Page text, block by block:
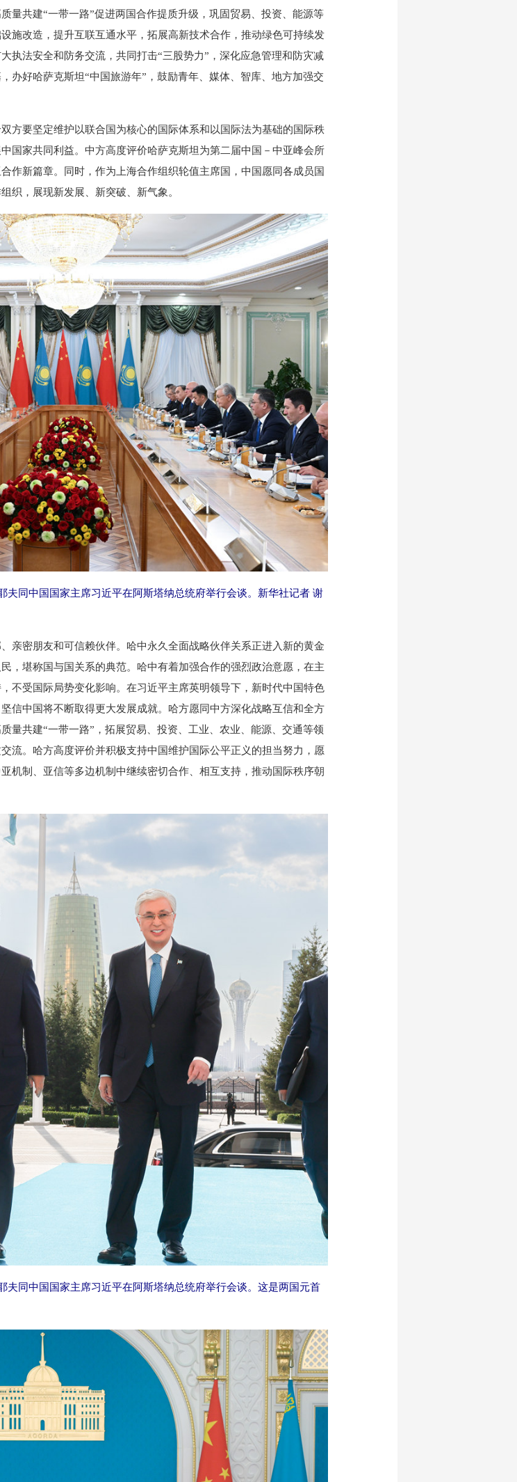
量共建“一带一路”促进两国合作提质升级，巩固贸易、投资、能源等
施改造，提升互联互通水平，拓展高新技术合作，推动绿色可持续发
执法安全和防务交流，共同打击“三股势力”，深化应急管理和防灾减
办好哈萨克斯坦“中国旅游年”，鼓励青年、媒体、智库、地方加强交
要坚定维护以联合国为核心的国际体系和以国际法为基础的国际秩
国家共同利益。中方高度评价哈萨克斯坦为第二届中国－中亚峰会所
作新篇章。同时，作为上海合作组织轮值主席国，中国愿同各成员国
织，展现新发展、新突破、新气象。
夫同中国国家主席习近平在阿斯塔纳总统府举行会谈。新华社记者 谢
密朋友和可信赖伙伴。哈中永久全面战略伙伴关系正进入新的黄金
，堪称国与国关系的典范。哈中有着加强合作的强烈政治意愿，在主
不受国际局势变化影响。在习近平主席英明领导下，新时代中国特色
信中国将不断取得更大发展成就。哈方愿同中方深化战略互信和全方
量共建“一带一路”，拓展贸易、投资、工业、农业、能源、交通等领
流。哈方高度评价并积极支持中国维护国际公平正义的担当努力，愿
机制、亚信等多边机制中继续密切合作、相互支持，推动国际秩序朝
夫同中国国家主席习近平在阿斯塔纳总统府举行会谈。这是两国元首